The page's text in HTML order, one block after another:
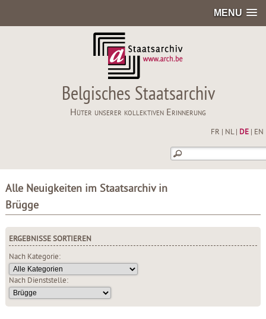
MENU
Belgisches Staatsarchiv
Hüter unserer kollektiven Erinnerung
FR NL| DE| EN
Alle Neuigkeiten im Staatsarchiv in
Brügge
ERGEBNISSE SORTIEREN
Nach Kategorie:
Nach Dienststelle: